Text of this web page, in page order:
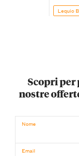
Lequio
Scopri per
nostre
Nome
Email